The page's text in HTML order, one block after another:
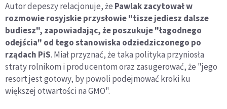
Autor depeszy relacjonuje, że Pawlak zacytował w
rozmowie rosyjskie przysłowie "tisze jediesz dalsze
budiesz", zapowiadając, że poszukuje "łagodnego
odejścia" od tego stanowiska odziedziczonego po
rządach PiS. Miał przyznać, że taka polityka przyniosła
straty rolnikom i producentom oraz zasugerować, że "jego
resort jest gotowy, by powoli podejmować kroki ku
większej otwartości na GMO".